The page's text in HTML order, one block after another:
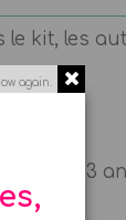
again.
kit, les
de - de 3